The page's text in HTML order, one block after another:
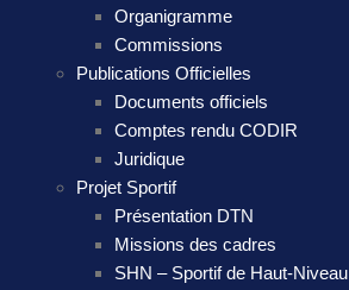
Organigramme
Commissions
Publications Officielles
Documents officiels
Comptes rendu CODIR
Juridique
Projet Sportif
Présentation DTN
Missions des cadres
SHN – Sportif de Haut-Niveau